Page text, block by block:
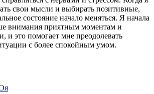
свои мысли и выбирать позитивные,
состояние начало меняться. Я начала
внимания приятным моментам и
и это помогает мне преодолевать
с более спокойным умом.